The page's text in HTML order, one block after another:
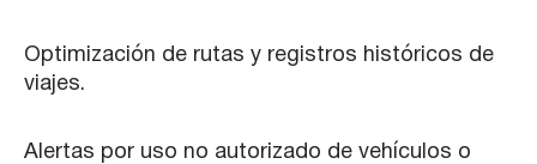
Optimización de rutas y registros históricos de
viajes.
Alertas por uso no autorizado de vehículos o